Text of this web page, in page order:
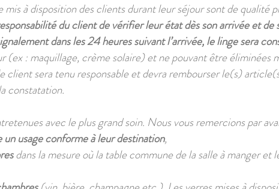
à disposition des clients durant leur séjour sont de qualité
du client de vérifier leur état dès son arrivée et
dans les 24 heures suivant l’arrivée, le linge sera
(ex : maquillage, crème solaire) et ne pouvant être éliminées
client sera tenu responsable et devra rembourser le(s)
constatation.
avec le plus grand soin. Nous vous remercions par
usage conforme à leur destination,
dans la mesure où la table commune de la salle à manger et